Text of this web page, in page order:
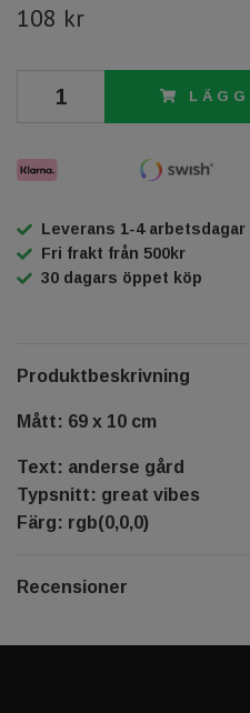
108 kr
Leverans 1-4 arbetsdagar
Fri frakt från 500kr
30 dagars öppet köp
Produktbeskrivning
Mått: 69 x 10 cm
Text: anderse gård
Typsnitt: great vibes
Färg: rgb(0,0,0)
Recensioner